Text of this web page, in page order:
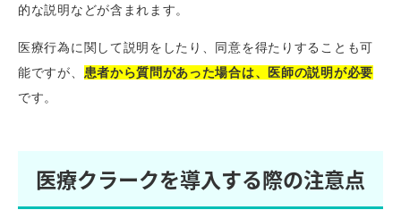
的な説明などが含まれます。
医療行為に関して説明をしたり、同意を得たりすることも可
能ですが、 患者から質問があった場合は、医師の説明が必要
です。
医療クラークを導入する際の注意点